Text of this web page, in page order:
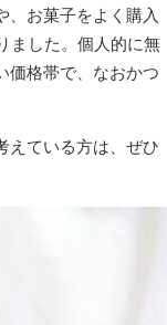
、お菓子をよく購入
ました。個人的に無
価格帯で、なおかつ
えている方は、ぜひ